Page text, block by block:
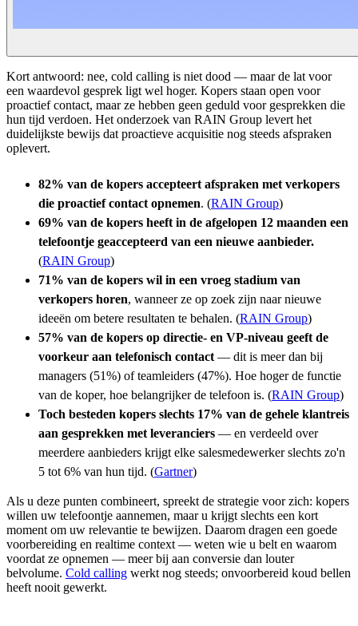
Kort antwoord: nee, cold calling is niet dood — maar de lat voor
een waardevol gesprek ligt wel hoger. Kopers staan open voor
proactief contact, maar ze hebben geen geduld voor gesprekken die
hun tijd verdoen. Het onderzoek van RAIN Group levert het
duidelijkste bewijs dat proactieve acquisitie nog steeds afspraken
oplevert.
82% van de kopers accepteert afspraken met verkopers
die proactief contact opnemen. (RAIN Group)
69% van de kopers heeft in de afgelopen 12 maanden een
telefoontje geaccepteerd van een nieuwe aanbieder.
(RAIN Group)
71% van de kopers wil in een vroeg stadium van
verkopers horen, wanneer ze op zoek zijn naar nieuwe
ideeën om betere resultaten te behalen. (RAIN Group)
57% van de kopers op directie- en VP-niveau geeft de
voorkeur aan telefonisch contact — dit is meer dan bij
managers (51%) of teamleiders (47%). Hoe hoger de functie
van de koper, hoe belangrijker de telefoon is. (RAIN Group)
Toch besteden kopers slechts 17% van de gehele klantreis
aan gesprekken met leveranciers — en verdeeld over
meerdere aanbieders krijgt elke salesmedewerker slechts zo'n
5 tot 6% van hun tijd. (Gartner)
Als u deze punten combineert, spreekt de strategie voor zich: kopers
willen uw telefoontje aannemen, maar u krijgt slechts een kort
moment om uw relevantie te bewijzen. Daarom dragen een goede
voorbereiding en realtime context — weten wie u belt en waarom
voordat ze opnemen — meer bij aan conversie dan louter
belvolume. Cold calling werkt nog steeds; onvoorbereid koud bellen
heeft nooit gewerkt.